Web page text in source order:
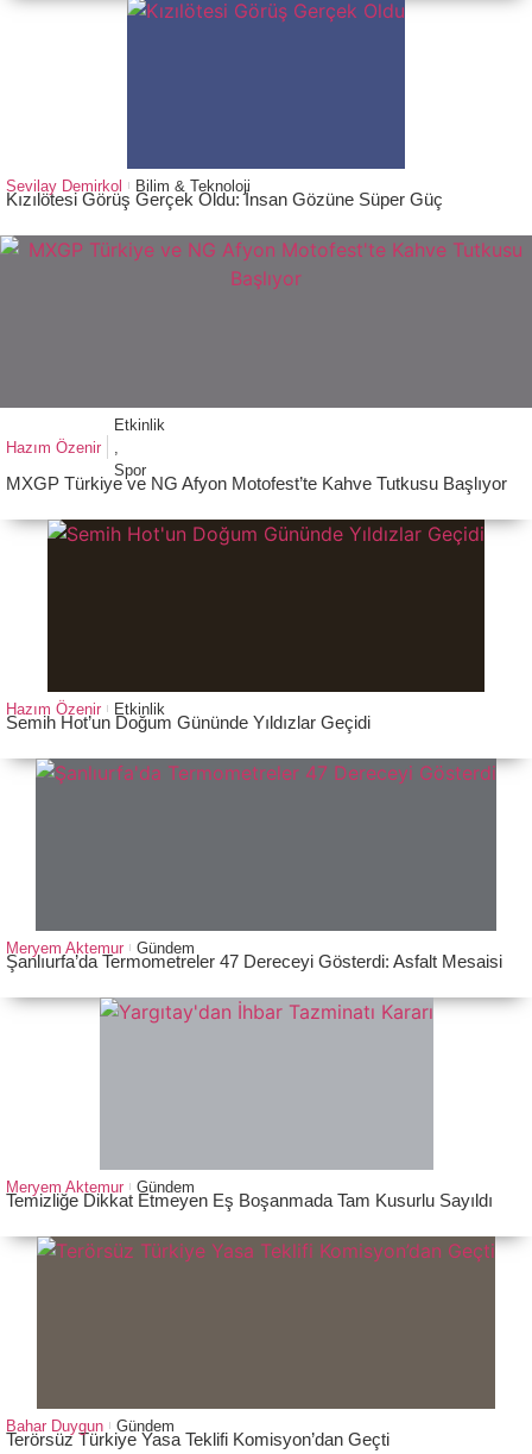
Sevilay Demirkol Bilim & Teknoloji
Kızılötesi Görüş Gerçek Oldu: İnsan Gözüne Süper Güç
Hazım Özenir
Etkinlik
Spor
MXGP Türkiye ve NG Afyon Motofest’te Kahve Tutkusu Başlıyor
Hazım Özenir Etkinlik
Semih Hot’un Doğum Gününde Yıldızlar Geçidi
Meryem Aktemur Gündem
Şanlıurfa’da Termometreler 47 Dereceyi Gösterdi: Asfalt Mesaisi
Meryem Aktemur Gündem
Temizliğe Dikkat Etmeyen Eş Boşanmada Tam Kusurlu Sayıldı
Bahar Duygun Gündem
Terörsüz Türkiye Yasa Teklifi Komisyon’dan Geçti